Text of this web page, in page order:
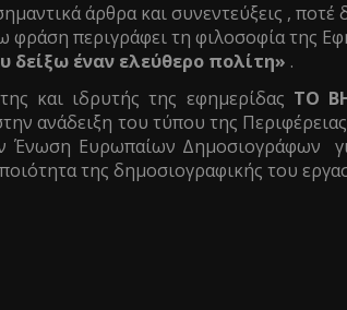
άρθρα και συνεντεύξεις ,
φράση περιγράφει τη φιλοσοφία της
έναν ελεύθερο πολίτη» .
και ιδρυτής της εφημερίδας ΤΟ
ανάδειξη του τύπου της
Ένωση Ευρωπαίων Δημοσιογράφων
της δημοσιογραφικής του